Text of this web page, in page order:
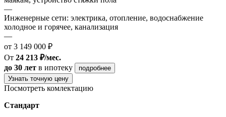
—
Инженерные сети: электрика, отопление, водоснабжение
холодное и горячее, канализация
—
от 3 149 000 ₽
От 24 213 ₽/мес.
до 30 лет в ипотеку
подробнее
Узнать точную цену
Посмотреть комлектацию
Стандарт